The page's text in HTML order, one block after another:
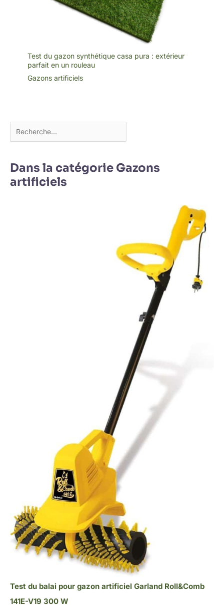
Test du gazon synthétique casa pura : extérieur
parfait en un rouleau
Gazons artificiels
Dans la catégorie Gazons
artificiels
Test du balai pour gazon artificiel Garland Roll&Comb
141E-V19 300 W